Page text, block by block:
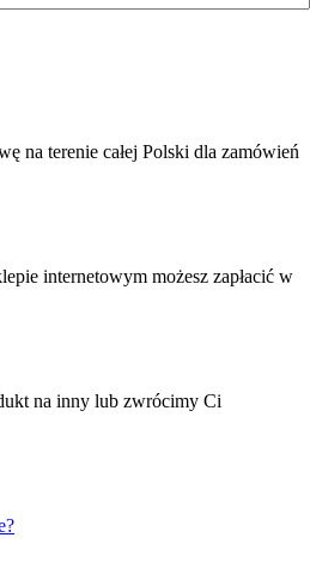
na terenie całej Polski dla zamówień
internetowym możesz zapłacić w
na inny lub zwrócimy Ci